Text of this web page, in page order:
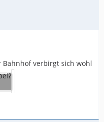
verbirgt sich wohl